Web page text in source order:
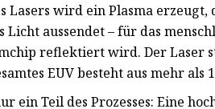
Lasers wird ein Plasma
aussendet – für das
reflektiert wird. Der Laser
EUV besteht aus mehr
ein Teil des Prozesses: Eine